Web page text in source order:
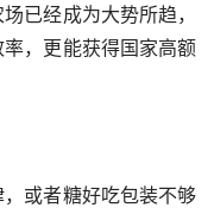
已经成为大势所趋，
，更能获得国家高额
或者糖好吃包装不够